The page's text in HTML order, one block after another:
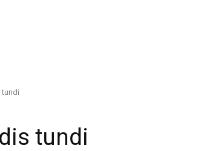
tundi
tundi